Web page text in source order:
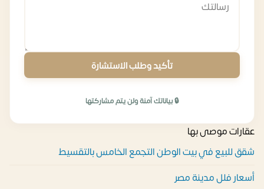
تأكيد وطلب الاستشارة
🔒 بياناتك آمنة ولن يتم مشاركتها
عقارات موصى بها
شقق للبيع في بيت الوطن التجمع الخامس بالتقسيط
أسعار فلل مدينة مصر